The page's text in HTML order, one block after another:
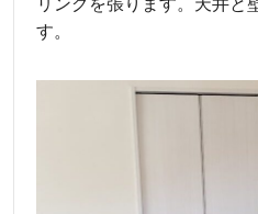
リングを張ります。天井と
す。